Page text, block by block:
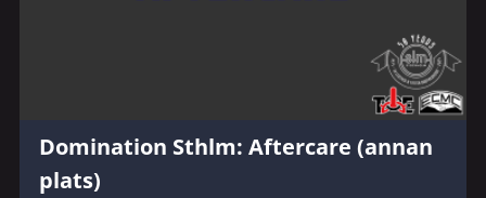
Domination Sthlm: Aftercare (annan
plats)